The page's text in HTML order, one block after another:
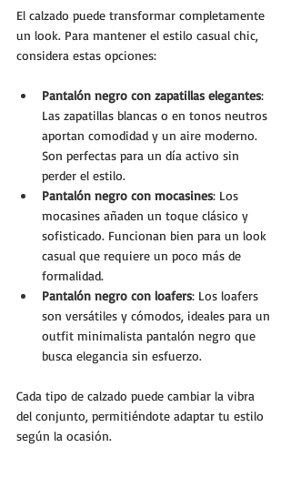
El calzado puede transformar completamente
un look. Para mantener el estilo casual chic,
considera estas opciones:
Pantalón negro con zapatillas elegantes:
Las zapatillas blancas o en tonos neutros
aportan comodidad y un aire moderno.
Son perfectas para un día activo sin
perder el estilo.
Pantalón negro con mocasines: Los
mocasines añaden un toque clásico y
sofisticado. Funcionan bien para un look
casual que requiere un poco más de
formalidad.
Pantalón negro con loafers: Los loafers
son versátiles y cómodos, ideales para un
outfit minimalista pantalón negro que
busca elegancia sin esfuerzo.
Cada tipo de calzado puede cambiar la vibra
del conjunto, permitiéndote adaptar tu estilo
según la ocasión.